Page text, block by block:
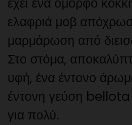
ελαφριά μοβ
μαρμάρωση από
Στο στόμα,
υφή, ένα έντονο
έντονη γεύση bellota
για πολύ.